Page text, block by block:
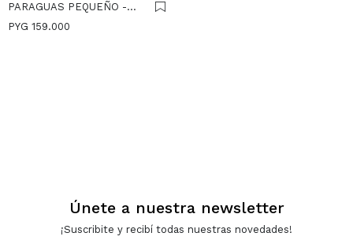
PARAGUAS PEQUEÑO -
BEIGE
PYG 159.000
Únete a nuestra newsletter
¡Suscribite y recibí todas nuestras novedades!